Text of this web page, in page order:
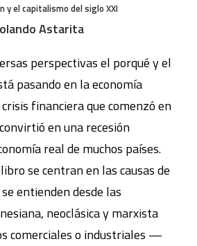
y el capitalismo del siglo XXI
Astarita
perspectivas el porqué y el
pasando en la economía
financiera que comenzó en
en una recesión
real de muchos países.
se centran en las causas de
entienden desde las
neoclásica y marxista
comerciales o industriales —